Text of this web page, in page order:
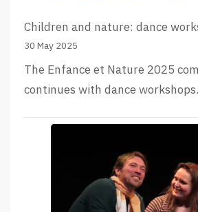
Children and nature: dance
30 May 2025
The Enfance et Nature 2025
continues with dance workshops.